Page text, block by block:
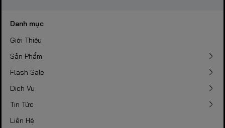
Danh mục
Giới Thiệu
Sản Phẩm
Flash Sale
Dịch Vụ
Tin Tức
Liên Hệ